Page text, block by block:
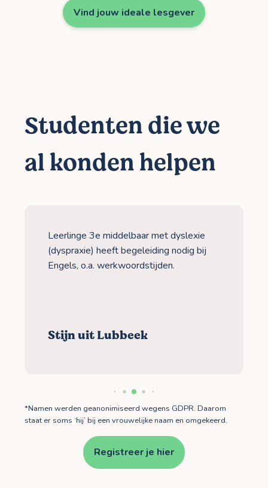
Vind jouw ideale lesgever
Studenten die we
al konden helpen
Leerlinge 3e middelbaar met dyslexie
(dyspraxie) heeft begeleiding nodig bij
Engels, o.a. werkwoordstijden.
Stijn uit Lubbeek
*Namen werden geanonimiseerd wegens GDPR. Daarom
staat er soms ‘hij’ bij een vrouwelijke naam en omgekeerd.
Registreer je hier